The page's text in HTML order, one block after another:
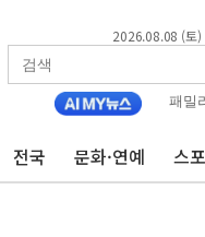
2026.08.08 (토)
패밀
전국 문화·연예 스